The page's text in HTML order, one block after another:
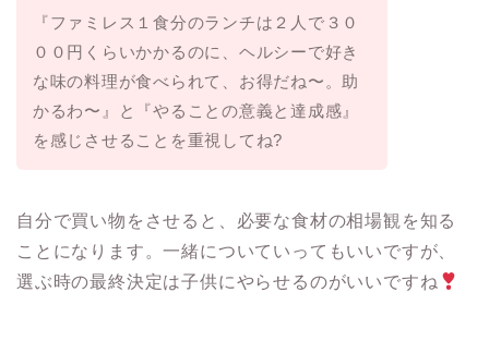
『ファミレス１食分のランチは２人で３０
００円くらいかかるのに、ヘルシーで好き
な味の料理が食べられて、お得だね〜。助
かるわ〜』と『やることの意義と達成感』
を感じさせることを重視してね?
自分で買い物をさせると、必要な食材の相場観を知る
ことになります。一緒についていってもいいですが、
選ぶ時の最終決定は子供にやらせるのがいいですね